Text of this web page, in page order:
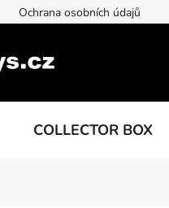
Ochrana osobních údajů
COLLECTOR BOX